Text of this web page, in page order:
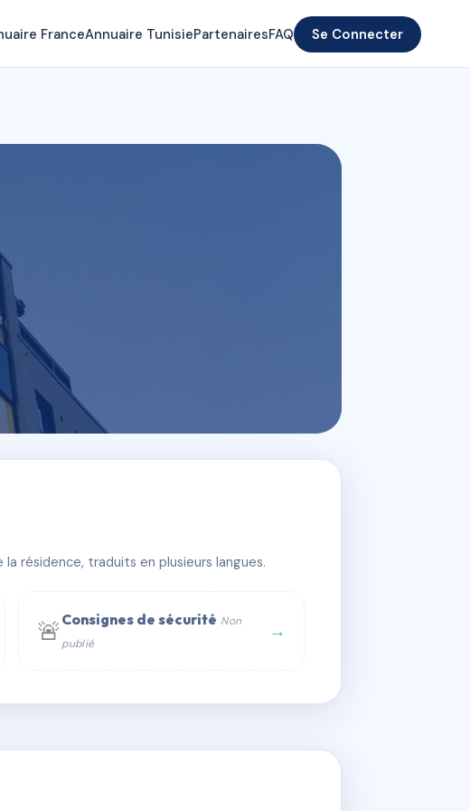
FranceAnnuaire TunisiePartenairesFAQ Se Connecter
résidence, traduits en plusieurs langues.
🚨 Consignes de sécurité Non
publié
→